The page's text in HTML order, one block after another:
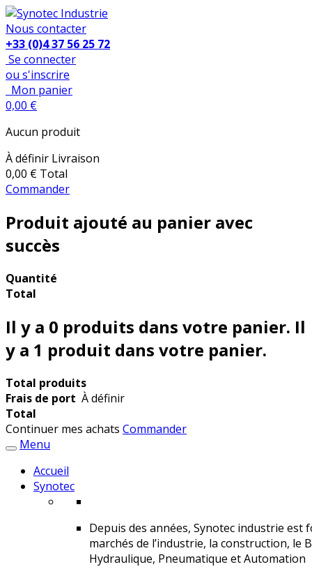
Nous contacter
+33 (0)4 37 56 25 72
Se connecter
ou s'inscrire
Mon panier
0,00 €
Aucun produit
À définir Livraison
0,00 € Total
Commander
Produit ajouté au panier avec
succès
Quantité
Total
Il y a 0 produits dans votre panier. Il
y a 1 produit dans votre panier.
Total produits
Frais de port À définir
Total
Continuer mes achats Commander
Menu
Accueil
Synotec
Depuis des années, Synotec industrie
marchés de l’industrie, la construction, le
Hydraulique, Pneumatique et Automation